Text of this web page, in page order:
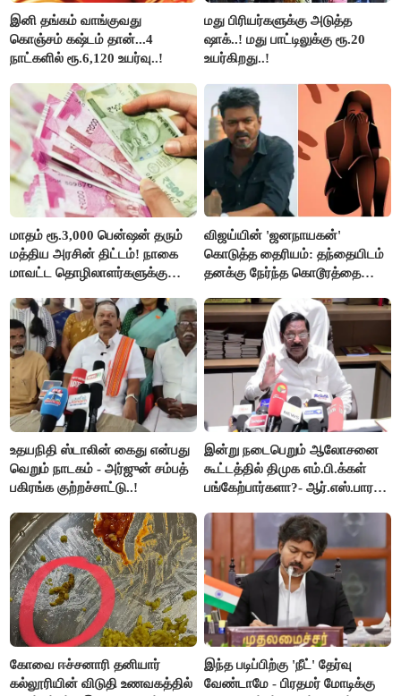
இனி தங்கம் வாங்குவது
கொஞ்சம் கஷ்டம் தான்...4
நாட்களில் ரூ.6,120 உயர்வு..!
மது பிரியர்களுக்கு அடுத்த
ஷாக்..! மது பாட்டிலுக்கு ரூ.20
உயர்கிறது..!
மாதம் ரூ.3,000 பென்ஷன் தரும்
மத்திய அரசின் திட்டம்! நாகை
மாவட்ட தொழிலாளர்களுக்கு
செய்தி!
விஜய்யின் 'ஜனநாயகன்'
கொடுத்த தைரியம்: தந்தையிடம்
தனக்கு நேர்ந்த கொடூரத்தை
உதயநிதி ஸ்டாலின் கைது என்பது
வெறும் நாடகம் - அர்ஜுன் சம்பத்
பகிரங்க குற்றச்சாட்டு..!
இன்று நடைபெறும் ஆலோசனை
கூட்டத்தில் திமுக எம்.பி.க்கள்
பங்கேற்பார்களா?- ஆர்.எஸ்.பாரதி
கோவை ஈச்சனாரி தனியார்
கல்லூரியின் விடுதி உணவகத்தில்
இந்த படிப்பிற்கு 'நீட்' தேர்வு
வேண்டாமே - பிரதமர் மோடிக்கு